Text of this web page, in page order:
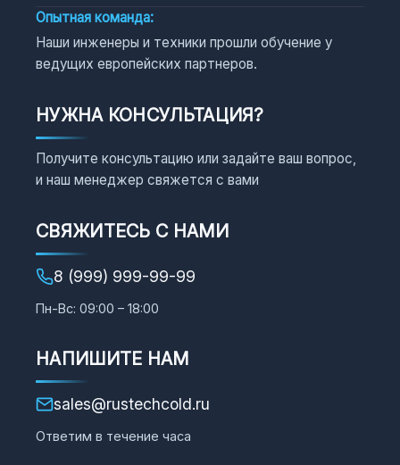
Опытная команда:
Наши инженеры и техники прошли обучение у
ведущих европейских партнеров.
НУЖНА КОНСУЛЬТАЦИЯ?
Получите консультацию или задайте ваш вопрос,
и наш менеджер свяжется с вами
СВЯЖИТЕСЬ С НАМИ
8 (999) 999-99-99
Пн-Вс: 09:00 – 18:00
НАПИШИТЕ НАМ
sales@rustechcold.ru
Ответим в течение часа